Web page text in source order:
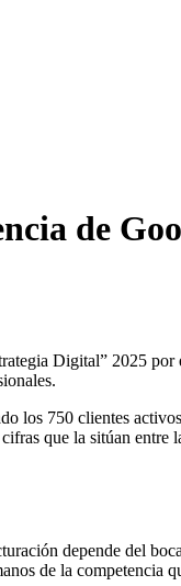
de
Digital” 2025
los 750 clientes
que la sitúan entre
depende del
de la competencia